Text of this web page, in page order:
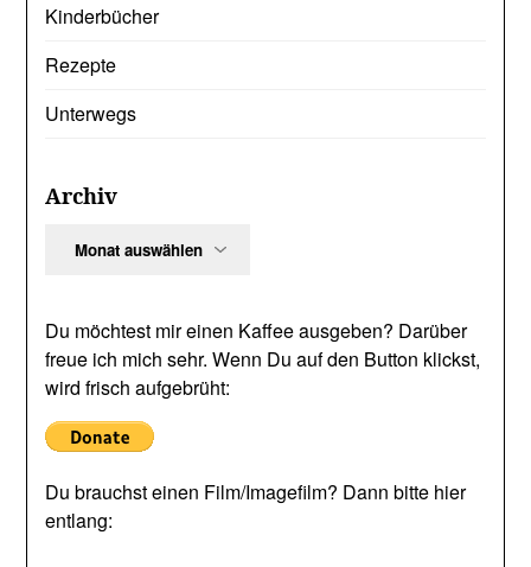
Kinderbücher
Rezepte
Unterwegs
Archiv
Du möchtest mir einen Kaffee ausgeben? Darüber
freue ich mich sehr. Wenn Du auf den Button klickst,
wird frisch aufgebrüht:
Du brauchst einen Film/Imagefilm? Dann bitte hier
entlang: